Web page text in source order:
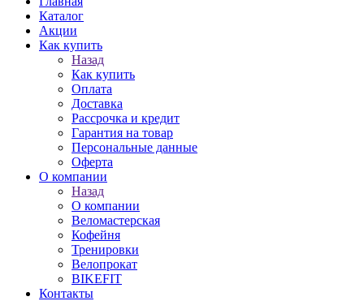
Каталог
Акции
Как купить
Назад
Как купить
Оплата
Доставка
Рассрочка и кредит
Гарантия на товар
Персональные данные
Оферта
О компании
Назад
О компании
Веломастерская
Кофейня
Тренировки
Велопрокат
BIKEFIT
Контакты